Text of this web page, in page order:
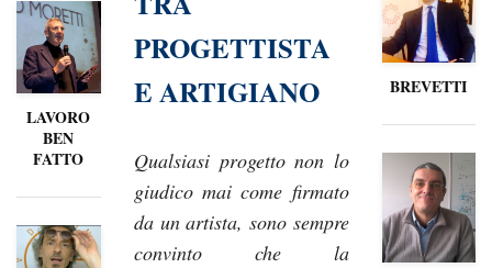
LAVORO
BEN
FATTO
PROGETTISTA
E ARTIGIANO
Qualsiasi progetto non lo
giudico mai come firmato
da un artista, sono sempre
convinto che la
BREVETTI